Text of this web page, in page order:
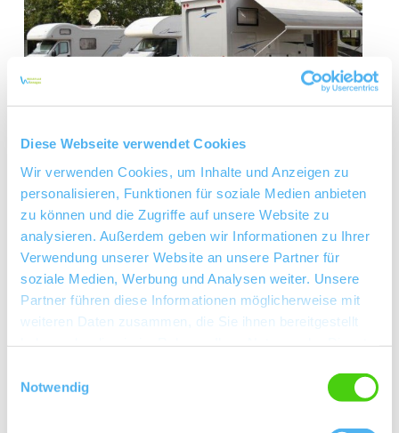
Diese Webseite verwendet Cookies
Wir verwenden Cookies, um Inhalte und Anzeigen zu
personalisieren, Funktionen für soziale Medien anbieten
zu können und die Zugriffe auf unsere Website zu
analysieren. Außerdem geben wir Informationen zu Ihrer
Verwendung unserer Website an unsere Partner für
soziale Medien, Werbung und Analysen weiter. Unsere
Partner führen diese Informationen möglicherweise mit
weiteren Daten zusammen, die Sie ihnen bereitgestellt
Notwendig
Kontakt